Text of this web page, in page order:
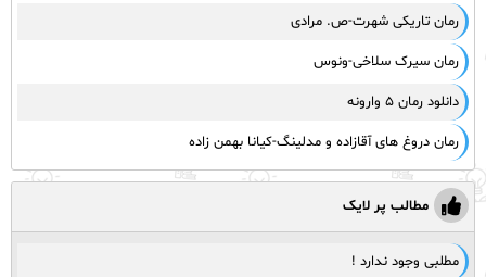
رمان تاریکی شهرت-ص. مرادی
رمان سیرک سلاخی-ونوس
دانلود رمان ۵ وارونه
رمان دروغ های آقازاده و مدلینگ-کیانا بهمن زاده
مطالب پر لایک
مطلبی وجود ندارد !